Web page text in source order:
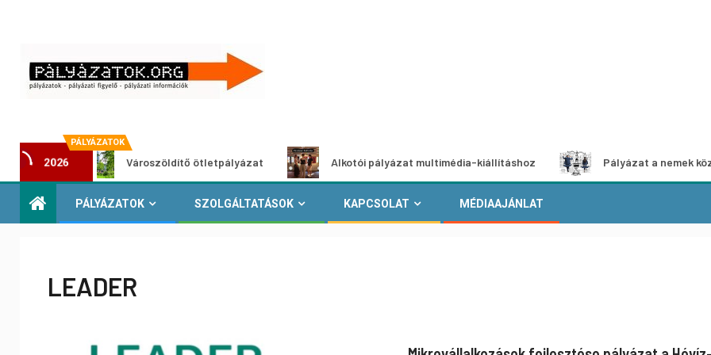
PÁLYÁZATOK
2026 Városzöldítő ötletpályázat Alkotói pályázat multimédia-kiállításhoz Pályázat a nemek közötti
PÁLYÁZATOK SZOLGÁLTATÁSOK KAPCSOLAT MÉDIAAJÁNLAT
LEADER